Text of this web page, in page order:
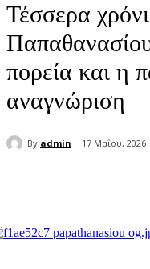
Τέσσερα
πορεία και η
αναγνώριση
By admin 17 Μαΐου, 2026